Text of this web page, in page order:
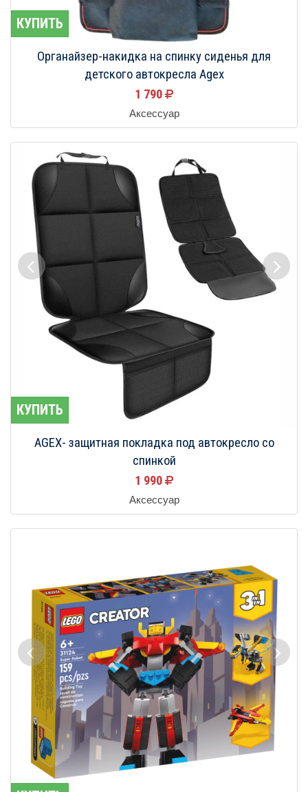
КУПИТЬ
Органайзер-накидка на спинку сиденья для
детского автокресла Agex
1 790
Аксессуар
КУПИТЬ
AGEX- защитная покладка под автокресло со
спинкой
1 990
Аксессуар